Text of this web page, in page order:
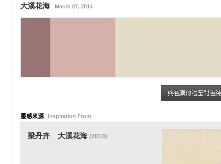
大溪花海 March 07, 2014
靈感來源 Inspiration From
梁丹卉 大溪花海 (2013)